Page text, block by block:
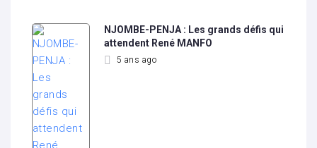
NJOMBE-PENJA : Les grands défis qui
attendent René MANFO
5 ans ago